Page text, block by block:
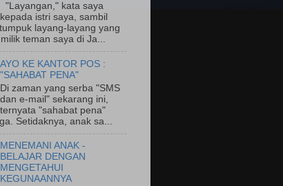
"Layangan," kata saya
kepada istri saya, sambil
layang-layang yang
teman saya di Ja...
AYO KE KANTOR POS :
"SAHABAT PENA"
Di zaman yang serba "SMS
dan e-mail" sekarang ini,
ternyata "sahabat pena"
Setidaknya, anak sa...
MENEMANI ANAK -
BELAJAR DENGAN
MENGETAHUI
KEGUNAANNYA